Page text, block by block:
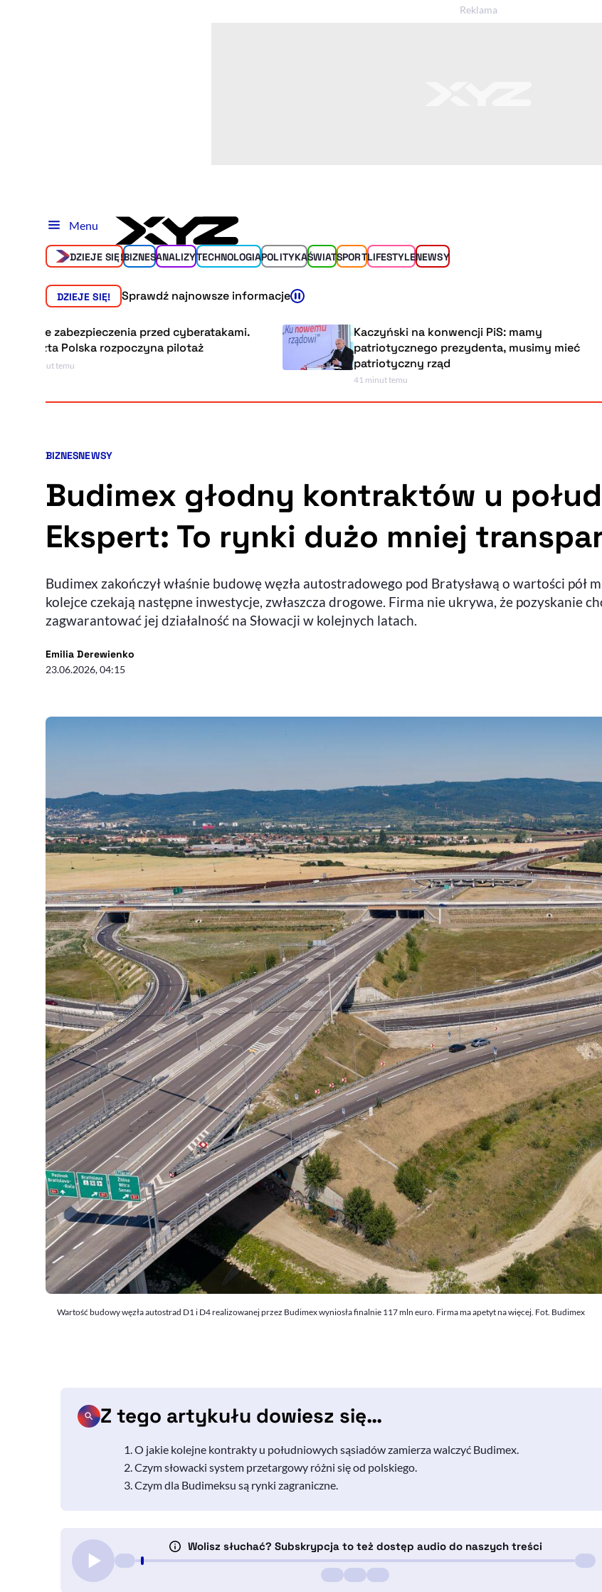
Menu
DZIEJE SIĘ!BIZNESANALIZYTECHNOLOGIAPOLITYKAŚWIATSPORTLIFESTYLENEWSY
DZIEJE SIĘ! Sprawdź najnowsze informacje
przed cyberatakami.
rozpoczyna pilotaż
Kaczyński na konwencji PiS: mamy
patriotycznego prezydenta, musimy mieć
patriotyczny rząd
Kategorie artykułu:
BIZNESNEWSY
Budimex głodny kontraktów u
Ekspert: To rynki dużo mniej
Budimex zakończył właśnie budowę węzła autostradowego pod Bratysławą o wartości pół
kolejce czekają następne inwestycje, zwłaszcza drogowe. Firma nie ukrywa, że pozyskanie
zagwarantować jej działalność na Słowacji w kolejnych latach.
Emilia Derewienko
23.06.2026, 04:15
Wartość budowy węzła autostrad D1 i D4 realizowanej przez Budimex wyniosła finalnie 117 mln euro. Firma ma apetyt na więcej. Fot. Budimex
Z tego artykułu dowiesz się…
O jakie kolejne kontrakty u południowych sąsiadów zamierza walczyć Budimex.
Czym słowacki system przetargowy różni się od polskiego.
Czym dla Budimeksu są rynki zagraniczne.